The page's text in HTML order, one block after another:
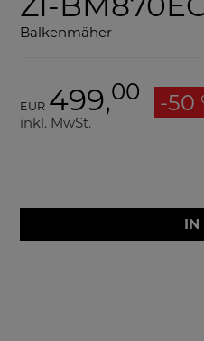
Balkenmäher
EUR 499,00 -50
inkl. MwSt.
IN